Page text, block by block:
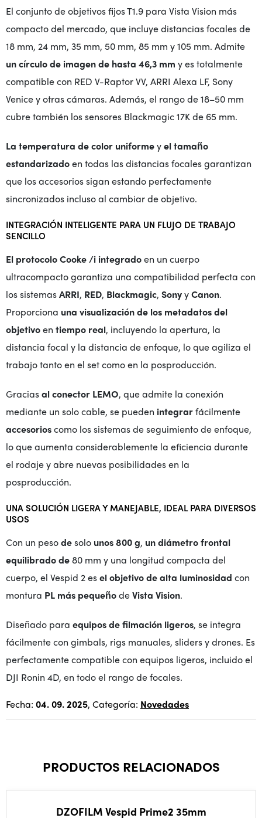
El conjunto de objetivos fijos T1.9 para Vista Vision más
compacto del mercado, que incluye distancias focales de
18 mm, 24 mm, 35 mm, 50 mm, 85 mm y 105 mm. Admite
un círculo de imagen de hasta 46,3 mm y es totalmente
compatible con RED V-Raptor VV, ARRI Alexa LF, Sony
Venice y otras cámaras. Además, el rango de 18–50 mm
cubre también los sensores Blackmagic 17K de 65 mm.
La temperatura de color uniformeyel tamaño
estandarizadoen todas las distancias focales garantizan
que los accesorios sigan estando perfectamente
sincronizados incluso al cambiar de objetivo.
INTEGRACIÓN INTELIGENTE PARA UN FLUJO DE TRABAJO
SENCILLO
El protocolo Cooke /i integradoen un cuerpo
ultracompacto garantiza una compatibilidad perfecta con
los sistemasARRI, RED, Blackmagic, SonyyCanon.
Proporciona una visualización de los metadatos del
objetivoen tiempo real, incluyendo la apertura, la
distancia focal y la distancia de enfoque, lo que agiliza el
trabajo tanto en el set como en la posproducción.
Graciasal conector LEMO, que admite la conexión
mediante un solo cable, se pueden integrarfácilmente
accesorioscomo los sistemas de seguimiento de enfoque,
lo que aumenta considerablemente la eficiencia durante
el rodaje y abre nuevas posibilidades en la
posproducción.
UNA SOLUCIÓN LIGERA Y MANEJABLE, IDEAL PARA DIVERSOS
USOS
Con un pesodesolo unos 800 g, un diámetro frontal
equilibrado de80 mm y una longitud compacta del
cuerpo, el Vespid 2 esel objetivo de alta luminosidad con
montura PL más pequeñodeVista Vision.
Diseñado para equipos de filmación ligeros, se integra
fácilmente con gimbals, rigs manuales, sliders y drones. Es
perfectamente compatible con equipos ligeros, incluido el
DJI Ronin 4D, en todo el rango de focales.
Fecha: 04. 09. 2025, Categoría: Novedades
PRODUCTOS RELACIONADOS
DZOFILM Vespid Prime2 35mm